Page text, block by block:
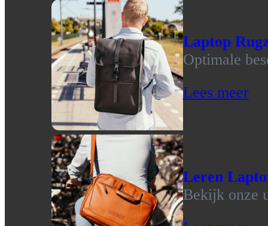
Laptop
Optimale
Lees meer
Leren
Bekijk onze